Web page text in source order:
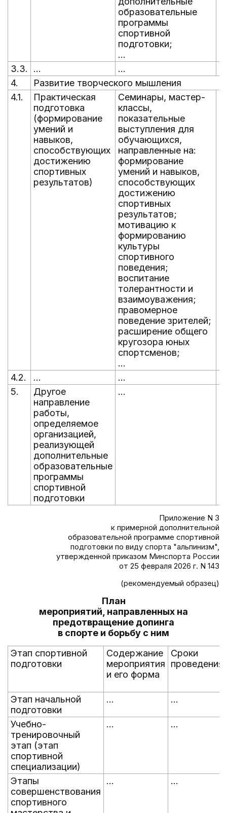
образовательные
программы
спортивной
подготовки;
...
3.3. ... ...
4.
Развитие творческого мышления
4.1.
Практическая
подготовка
(формирование
умений и
навыков,
способствующих
достижению
спортивных
результатов)
Семинары, мастер-
классы,
показательные
выступления для
обучающихся,
направленные на:
формирование
умений и навыков,
способствующих
достижению
спортивных
результатов;
мотивацию к
формированию
культуры
спортивного
поведения;
воспитание
толерантности и
взаимоуважения;
правомерное
поведение зрителей;
расширение общего
кругозора юных
спортсменов;
...
4.2. ... ...
5.
Другое
направление
работы,
определяемое
организацией,
реализующей
дополнительные
образовательные
программы
спортивной
подготовки
...
Приложение N 3
к примерной дополнительной
образовательной программе спортивной
подготовки по виду спорта "альпинизм",
утвержденной приказом Минспорта России
от 25 февраля 2026 г. N 143
(рекомендуемый образец)
План
мероприятий, направленных на
предотвращение допинга
в спорте и борьбу с ним
Этап спортивной
подготовки
Содержание
мероприятия
и его форма
Сроки
проведения
Этап начальной
подготовки
... ...
Учебно-
тренировочный
этап (этап
спортивной
специализации)
... ...
Этапы
совершенствования
спортивного
... ...